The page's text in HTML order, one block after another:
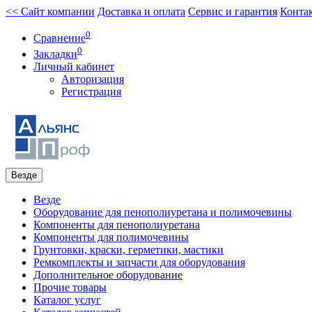
<< Сайт компании Доставка и оплата Сервис и гарантия
Сравнение0
Закладки0
Личный кабинет
Авторизация
Регистрация
Везде
Везде
Оборудование для пенополиуретана и полимочевины
Компоненты для пенополиуретана
Компоненты для полимочевины
Грунтовки, краски, герметики, мастики
Ремкомплекты и запчасти для оборудования
Дополнительное оборудование
Прочие товары
Каталог услуг